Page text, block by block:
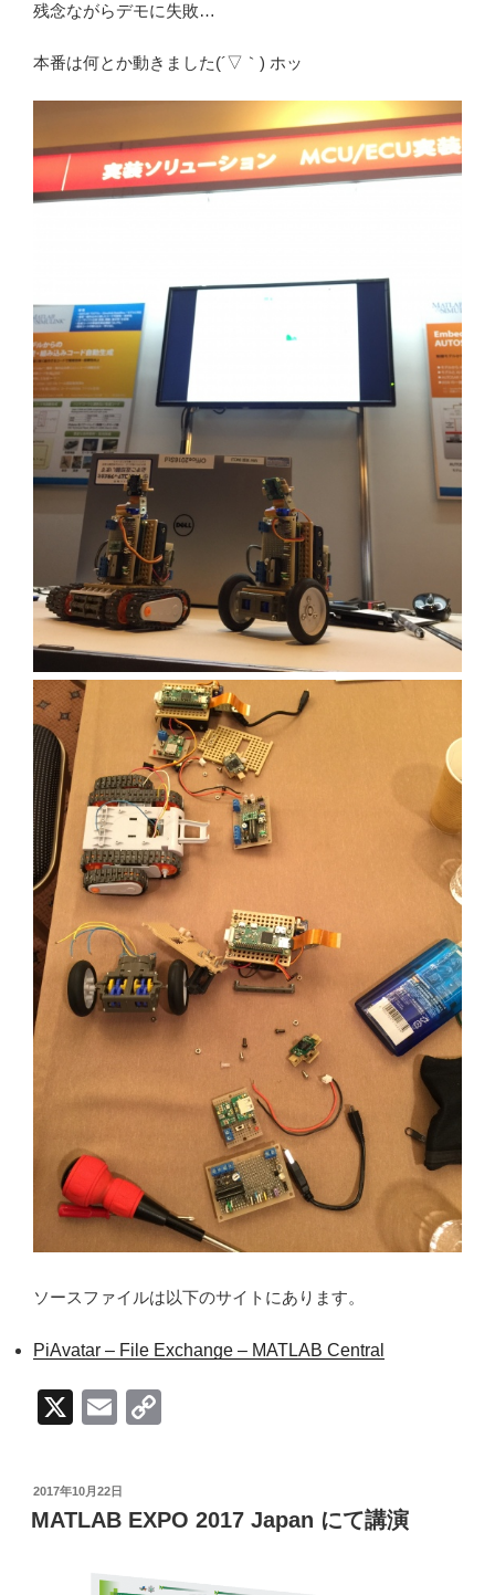
残念ながらデモに失敗…
本番は何とか動きました(´▽｀) ホッ
ソースファイルは以下のサイトにあります。
PiAvatar – File Exchange – MATLAB Central
X
E
ail
y
n
投
稿
日:
2017年10月22日
MATLAB EXPO 2017 Japan にて講演